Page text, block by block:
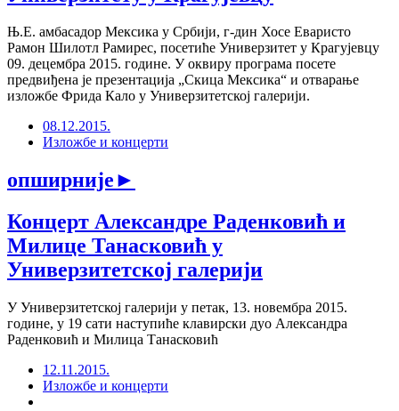
Њ.Е. амбасадор Мексика у Србији, г-дин Хосе Еваристо
Рамон Шилотл Рамирес, посетиће Универзитет у Крагујевцу
09. децембра 2015. године. У оквиру програма посете
предвиђена је презентација „Скица Мексика“ и отварање
изложбе Фрида Кало у Универзитетској галерији.
08.12.2015.
Изложбе и концерти
опширније►
Концерт Александре Раденковић и
Милице Танасковић у
Универзитетској галерији
У Универзитетској галерији у петак, 13. новембра 2015.
године, у 19 сати наступиће клавирски дуо Александра
Раденковић и Милица Танасковић
12.11.2015.
Изложбе и концерти